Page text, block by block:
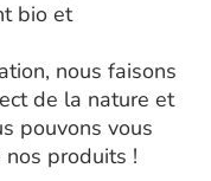
bio et
nous faisons
de la nature et
pouvons vous
nos produits !